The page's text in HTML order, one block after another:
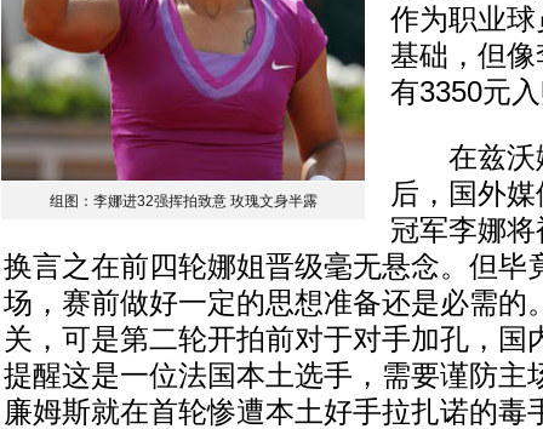
组图：李娜进32强挥拍致意 玫瑰文身半露
作为职业
基础，但
有3350元
在兹沃
后，国外
冠军李娜
换言之在前四轮娜姐晋级毫无悬念。但毕
场，赛前做好一定的思想准备还是必需的
关，可是第二轮开拍前对于对手加孔，国
提醒这是一位法国本土选手，需要谨防主
廉姆斯就在首轮惨遭本土好手拉扎诺的毒